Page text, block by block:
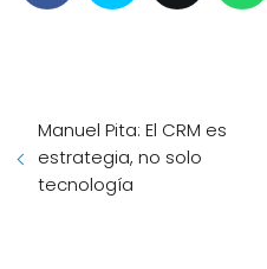
Manuel Pita: El CRM es
estrategia, no solo
tecnología